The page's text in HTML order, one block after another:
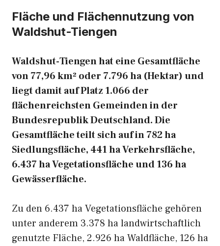
Fläche und Flächennutzung von
Waldshut-Tiengen
Waldshut-Tiengen hat eine Gesamtfläche
von 77,96 km² oder 7.796 ha (Hektar) und
liegt damit auf Platz 1.066 der
flächenreichsten Gemeinden in der
Bundesrepublik Deutschland. Die
Gesamtfläche teilt sich auf in 782 ha
Siedlungsfläche, 441 ha Verkehrsfläche,
6.437 ha Vegetationsfläche und 136 ha
Gewässerfläche.
Zu den 6.437 ha Vegetationsfläche gehören
unter anderem 3.378 ha landwirtschaftlich
genutzte Fläche, 2.926 ha Waldfläche, 126 ha